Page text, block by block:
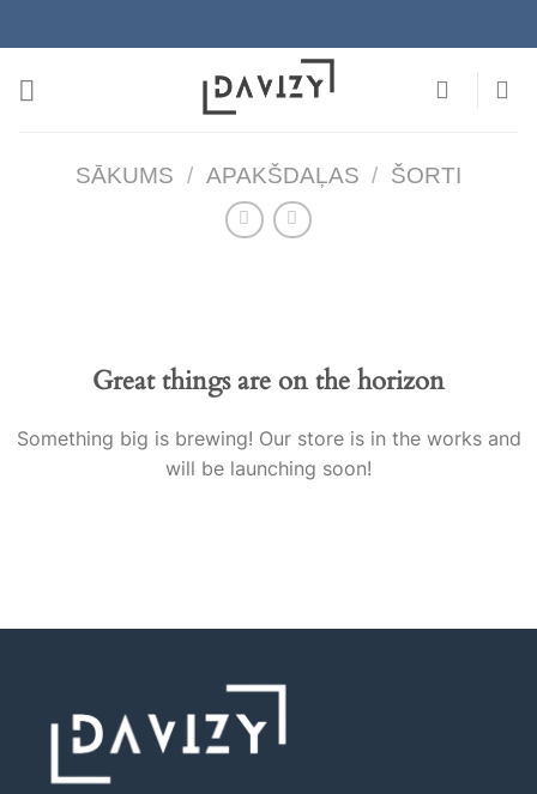
to
SĀKUMS / APAKŠDAĻAS / ŠORTI
Great things are on the horizon
Something big is brewing! Our store is in the works and
will be launching soon!